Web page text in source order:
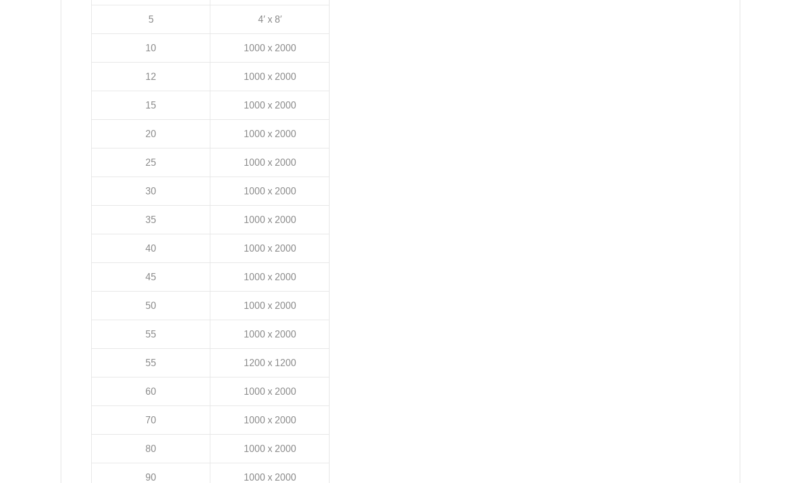
5 4′ x 8′
10 1000 x 2000
12 1000 x 2000
15 1000 x 2000
20 1000 x 2000
25 1000 x 2000
30 1000 x 2000
35 1000 x 2000
40 1000 x 2000
45 1000 x 2000
50 1000 x 2000
55 1000 x 2000
55 1200 x 1200
60 1000 x 2000
70 1000 x 2000
80 1000 x 2000
90 1000 x 2000